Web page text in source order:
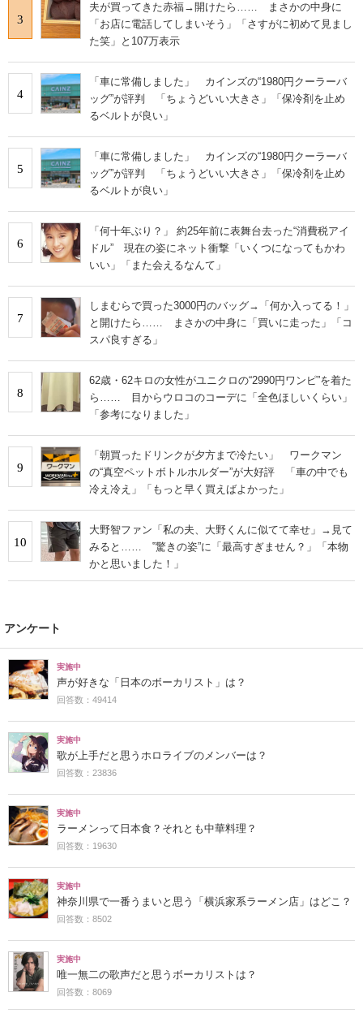
3
夫が買ってきた赤福→開けたら…… まさかの中身に
「お店に電話してしまいそう」「さすがに初めて見まし
た笑」と107万表示
4
「車に常備しました」 カインズの“1980円クーラーバ
ッグ”が評判 「ちょうどいい大きさ」「保冷剤を止め
るベルトが良い」
5
「車に常備しました」 カインズの“1980円クーラーバ
ッグ”が評判 「ちょうどいい大きさ」「保冷剤を止め
るベルトが良い」
6
「何十年ぶり？」 約25年前に表舞台去った“消費税アイ
ドル” 現在の姿にネット衝撃「いくつになってもかわ
いい」「また会えるなんて」
7
しまむらで買った3000円のバッグ→「何か入ってる！」
と開けたら…… まさかの中身に「買いに走った」「コ
スパ良すぎる」
8
62歳・62キロの女性がユニクロの“2990円ワンピ”を着た
ら…… 目からウロコのコーデに「全色ほしいくらい」
「参考になりました」
9
「朝買ったドリンクが夕方まで冷たい」 ワークマン
の“真空ペットボトルホルダー”が大好評 「車の中でも
冷え冷え」「もっと早く買えばよかった」
10
大野智ファン「私の夫、大野くんに似てて幸せ」→見て
みると…… ‟驚きの姿”に「最高すぎません？」「本物
かと思いました！」
アンケート
実施中
声が好きな「日本のボーカリスト」は？
回答数：49414
実施中
歌が上手だと思うホロライブのメンバーは？
回答数：23836
実施中
ラーメンって日本食？それとも中華料理？
回答数：19630
実施中
神奈川県で一番うまいと思う「横浜家系ラーメン店」はどこ？
回答数：8502
実施中
唯一無二の歌声だと思うボーカリストは？
回答数：8069